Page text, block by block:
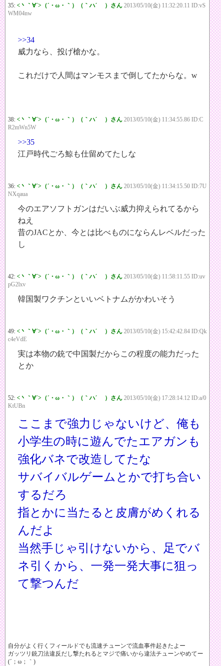
35: <丶｀∀´>（´・ω・｀）（｀ハ´ ）さん 2013/05/10(金) 11:32:20.11 ID:vS
WM04nw
>>34
威力なら、投げ槍かな。
これだけで人間はマンモスまで倒してたからな。w
38: <丶｀∀´>（´・ω・｀）（｀ハ´ ）さん 2013/05/10(金) 11:34:55.86 ID:C
R2mWn5W
>>35
江戸時代ごろ鯨も仕留めてたしな
36: <丶｀∀´>（´・ω・｀）（｀ハ´ ）さん 2013/05/10(金) 11:34:15.50 ID:7U
NXqaua
今のエアソフトガンはだいぶ威力抑えられてるから
ねえ
昔のJACとか、今とは比べものにならんレベルだった
し
42: <丶｀∀´>（´・ω・｀）（｀ハ´ ）さん 2013/05/10(金) 11:58:11.55 ID:uv
pG2lxv
韓国製ワクチンといいベトナムがかわいそう
49: <丶｀∀´>（´・ω・｀）（｀ハ´ ）さん 2013/05/10(金) 15:42:42.84 ID:Qk
c4eVdE
実は本物の銃で中国製だからこの程度の能力だった
とか
52: <丶｀∀´>（´・ω・｀）（｀ハ´ ）さん 2013/05/10(金) 17:28:14.12 ID:a/0
KtUBn
ここまで強力じゃないけど、俺も
小学生の時に遊んでたエアガンも
強化バネで改造してたな
サバイバルゲームとかで打ち合い
するだろ
指とかに当たると皮膚がめくれる
んだよ
当然手じゃ引けないから、足でバ
ネ引くから、一発一発大事に狙っ
て撃つんだ
自分がよく行くフィールドでも流速チューンで流血事件起きたよー
ガッツリ銃刀法違反だし撃たれるとマジで痛いから違法チューンやめてー
(´；ω；｀)